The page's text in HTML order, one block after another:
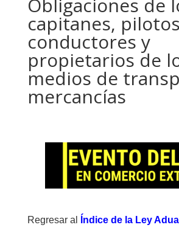
Obligaciones de
capitanes,
conductores y
propietarios de
medios de
mercancías
Regresar al Índice de la Ley